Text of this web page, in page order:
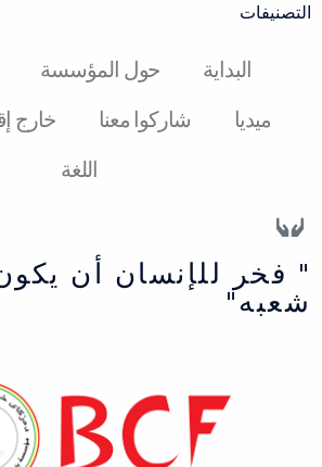
التصنيفات
البدایة حول المؤسسة
میدیا
شارکوا معنا
خارج
اللغة
" فخر للإنسان أن
شعبه"